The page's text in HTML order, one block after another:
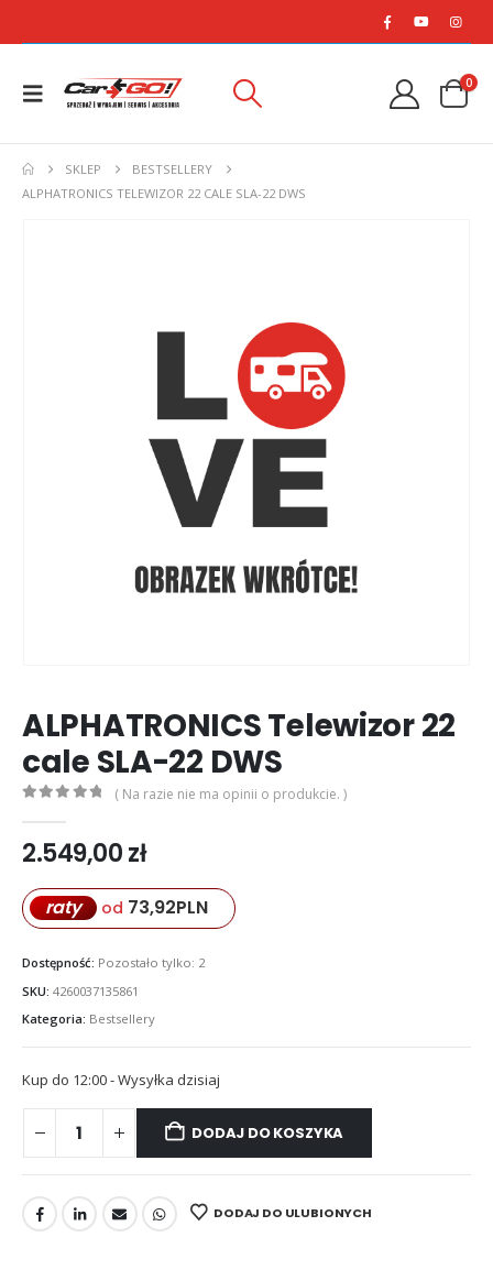
0
SKLEP
BESTSELLERY
ALPHATRONICS TELEWIZOR 22 CALE SLA-22 DWS
ALPHATRONICS Telewizor 22
cale SLA-22 DWS
( Na razie nie ma opinii o produkcie. )
2.549,00zł
raty od 73,92PLN
Dostępność: Pozostało tylko: 2
SKU: 4260037135861
Kategoria: Bestsellery
Kup do 12:00 - Wysyłka dzisiaj
DODAJ DO KOSZYKA
DODAJ DO ULUBIONYCH